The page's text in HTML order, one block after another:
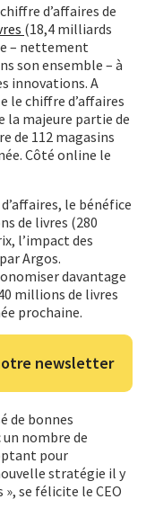
d’affaires de
(18,4 milliards
– nettement
son ensemble – à
innovations. A
le chiffre d’affaires
la majeure partie de
de 112 magasins
Côté online le
le bénéfice
de livres (280
l’impact des
Argos.
davantage
millions de livres
prochaine.
newsletter
de bonnes
nombre de
pour
stratégie il y
se félicite le CEO